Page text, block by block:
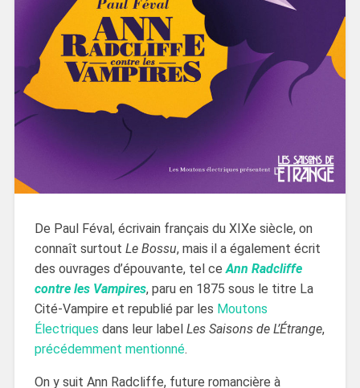
De Paul Féval, écrivain français du XIXe siècle, on
connaît surtout Le Bossu, mais il a également écrit
des ouvrages d’épouvante, tel ceAnn Radcliffe
contre les Vampires, paru en 1875 sous le titre La
Cité-Vampire et republié par les Moutons
Électriques dans leur label Les Saisons de L’Étrange,
précédemment mentionné.
On y suit Ann Radcliffe, future romancière à